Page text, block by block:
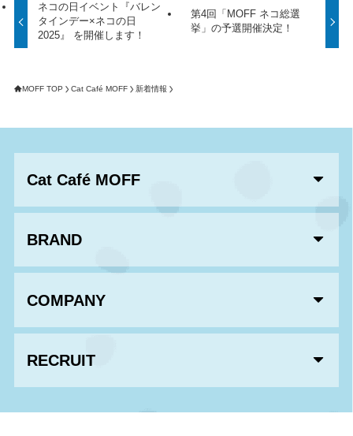
ネコの日イベント『バレン
タインデー×ネコの日
2025』 を開催します！
第4回「MOFF ネコ総選
挙」の予選開催決定！
MOFF TOP Cat Café MOFF 新着情報
Cat Café MOFF
BRAND
COMPANY
RECRUIT